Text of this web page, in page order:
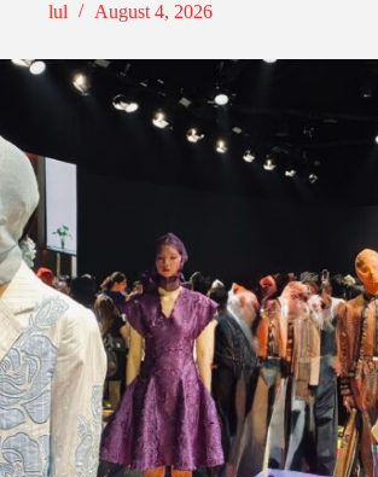
lul
August 4, 2026